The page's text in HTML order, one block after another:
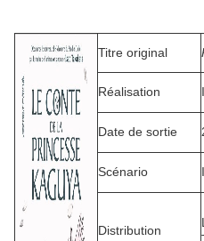
Titre original
Réalisation
Date de sortie
Scénario
Distribution